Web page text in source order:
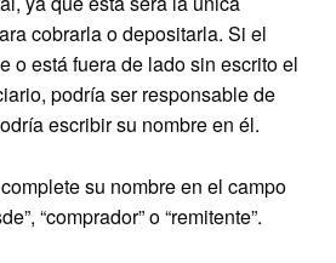
cobrarla o depositarla. Si el
o está fuera de lado sin escrito el
podría ser responsable de
escribir su nombre en él.
su nombre en el campo
“comprador” o “remitente”.